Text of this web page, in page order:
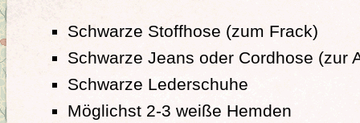
Schwarze Stoffhose (zum Frack)
Schwarze Jeans oder Cordhose (zur
Schwarze Lederschuhe
Möglichst 2-3 weiße Hemden